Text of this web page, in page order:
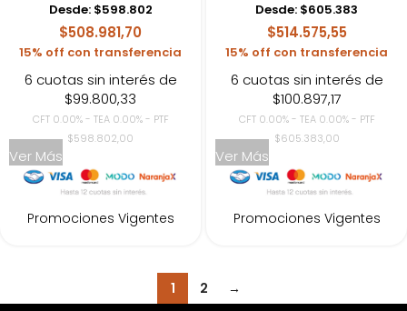
Desde: $598.802
$508.981,70
15% off con transferencia
6 cuotas sin interés de
$99.800,33
CFT 0.00% - TEA 0.00% - PTF
$598.802,00
Ver Más
Promociones Vigentes
Desde: $605.383
$514.575,55
15% off con transferencia
6 cuotas sin interés de
$100.897,17
CFT 0.00% - TEA 0.00% - PTF
$605.383,00
Ver Más
Promociones Vigentes
1 2 →